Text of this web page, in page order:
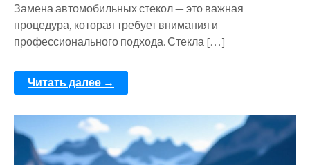
Замена автомобильных стекол — это важная
процедура, которая требует внимания и
профессионального подхода. Стекла […]
Читать далее →